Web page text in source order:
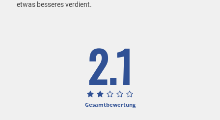
etwas besseres verdient.
2.1
Gesamtbewertung